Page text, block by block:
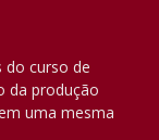
do curso de
da produção
uma mesma